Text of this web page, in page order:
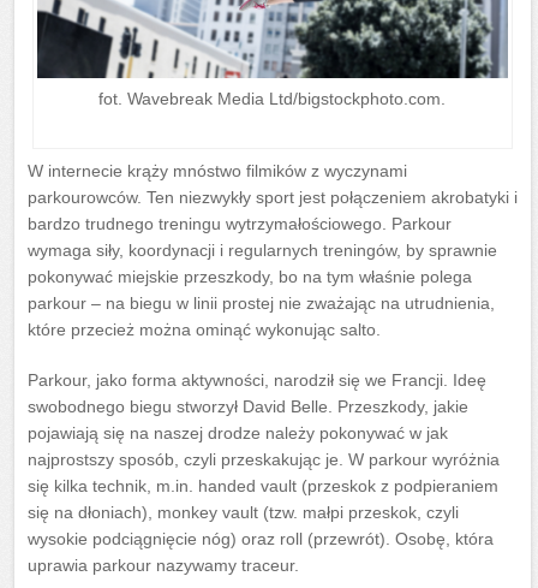
fot. Wavebreak Media Ltd/bigstockphoto.com.
W internecie krąży mnóstwo filmików z wyczynami
parkourowców. Ten niezwykły sport jest połączeniem akrobatyki i
bardzo trudnego treningu wytrzymałościowego. Parkour
wymaga siły, koordynacji i regularnych treningów, by sprawnie
pokonywać miejskie przeszkody, bo na tym właśnie polega
parkour – na biegu w linii prostej nie zważając na utrudnienia,
które przecież można ominąć wykonując salto.
Parkour, jako forma aktywności, narodził się we Francji. Ideę
swobodnego biegu stworzył David Belle. Przeszkody, jakie
pojawiają się na naszej drodze należy pokonywać w jak
najprostszy sposób, czyli przeskakując je. W parkour wyróżnia
się kilka technik, m.in. handed vault (przeskok z podpieraniem
się na dłoniach), monkey vault (tzw. małpi przeskok, czyli
wysokie podciągnięcie nóg) oraz roll (przewrót). Osobę, która
uprawia parkour nazywamy traceur.